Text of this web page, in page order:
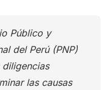
Público y
del Perú (PNP)
diligencias
las causas